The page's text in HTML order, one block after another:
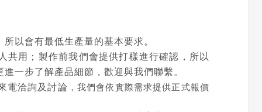
以會有最低生產量的基本要求。
共用；製作前我們會提供打樣進行確認，所以
一步了解產品細節，歡迎與我們聯繫。
電洽詢及討論 ，我們會依實際需求提供正式報價